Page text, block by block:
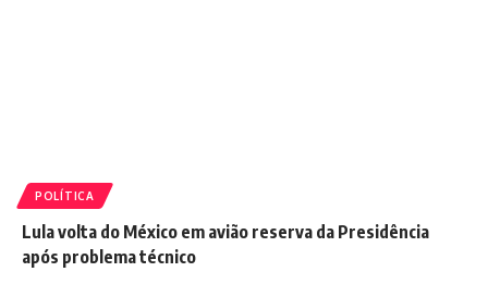
POLÍTICA
Lula volta do México em avião reserva da Presidência
após problema técnico